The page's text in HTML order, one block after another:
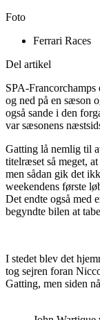
Foto
Ferrari Races
Del artikel
SPA-
og ned på en sæson
også sande i den
var sæsonens
Gatting lå nemlig til
titelræset så meget,
men sådan gik det
weekendens første
Det endte også med
begyndte bilen at
I stedet blev det
tog sejren foran
Gatting, men siden